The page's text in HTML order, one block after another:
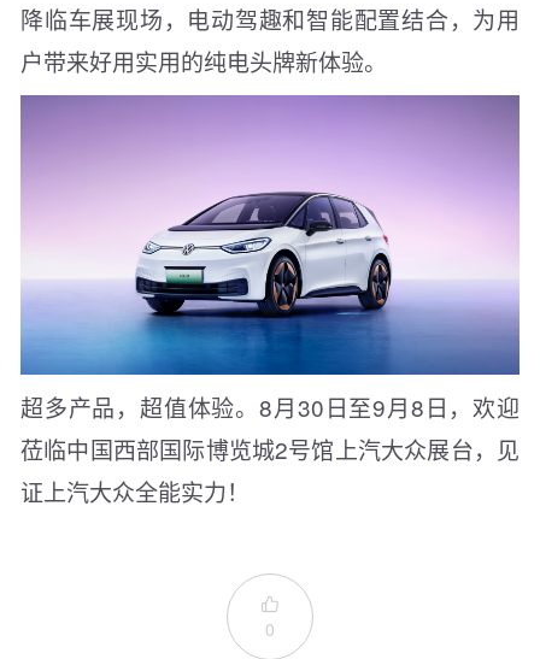
降临车展现场，电动驾趣和智能配置结合，为用
户带来好用实用的纯电头牌新体验。
超多产品，超值体验。8月30日至9月8日，欢迎
莅临中国西部国际博览城2号馆上汽大众展台，见
证上汽大众全能实力！

0